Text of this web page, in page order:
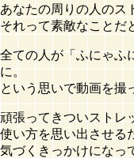
あなたの周りの人のス
それって素敵なことだ
全ての人が「ふにゃふ
に。
という思いで動画を撮
頑張ってきついストレ
使い方を思い出させる
気づくきっかけになっ